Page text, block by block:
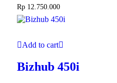
Rp 12.750.000
Add to cart
Bizhub 450i